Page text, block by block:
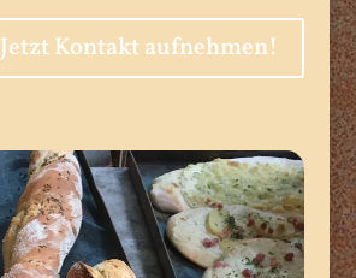
Jetzt Kontakt aufnehmen!